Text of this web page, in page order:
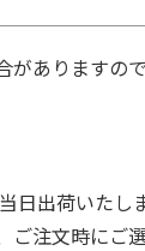
円
・税込) (
がありますの
日出荷いたしま
ご注文時にご